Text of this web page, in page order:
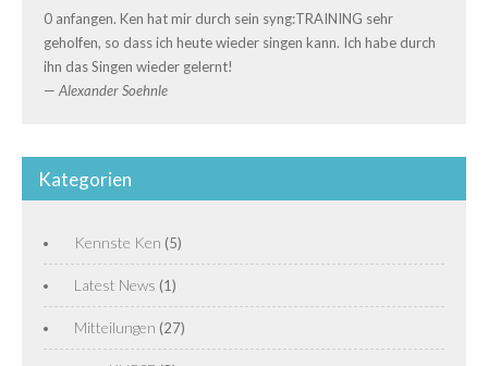
0 anfangen. Ken hat mir durch sein syng:TRAINING sehr
geholfen, so dass ich heute wieder singen kann. Ich habe durch
ihn das Singen wieder gelernt!
— Alexander Soehnle
Kategorien
Kennste Ken (5)
Latest News (1)
Mitteilungen (27)